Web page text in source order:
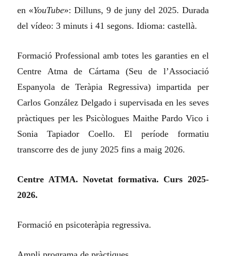
en «YouTube»: Dilluns, 9 de juny del 2025. Durada
del vídeo: 3 minuts i 41 segons. Idioma: castellà.
Formació Professional amb totes les garanties en el
Centre Atma de Cártama (Seu de l’Associació
Espanyola de Teràpia Regressiva) impartida per
Carlos González Delgado i supervisada en les seves
pràctiques per les Psicòlogues Maithe Pardo Vico i
Sonia Tapiador Coello. El període formatiu
transcorre des de juny 2025 fins a maig 2026.
Centre ATMA. Novetat formativa. Curs 2025-
2026.
Formació en psicoteràpia regressiva.